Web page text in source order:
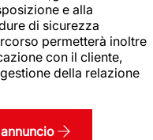
e alla
di sicurezza
permetterà inoltre
con il cliente,
della relazione